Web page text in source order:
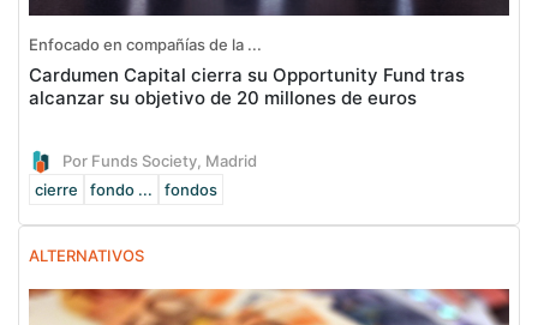
Enfocado en compañías de la ...
Cardumen Capital cierra su Opportunity Fund tras
alcanzar su objetivo de 20 millones de euros
Por Funds Society, Madrid
cierre
fondo ... fondos
ALTERNATIVOS